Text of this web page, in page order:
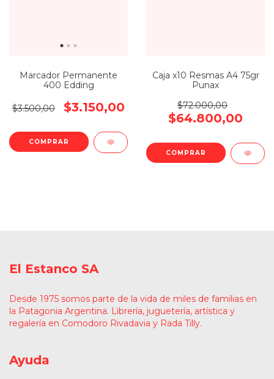
Marcador Permanente
400 Edding
$3.500,00 $3.150,00
COMPRAR
Caja x10 Resmas A4 75gr
Punax
$72.000,00
$64.800,00
El Estanco SA
Desde 1975 somos parte de la vida de miles de familias en
la Patagonia Argentina. Librería, juguetería, artística y
regalería en Comodoro Rivadavia y Rada Tilly.
Ayuda